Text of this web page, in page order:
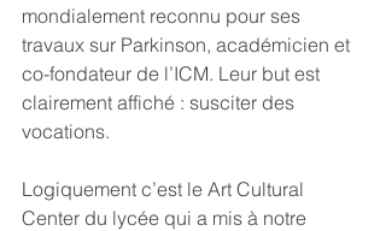
mondialement reconnu pour ses
travaux sur Parkinson, académicien et
co-fondateur de l’ICM. Leur but est
clairement affiché : susciter des
vocations.
Logiquement c’est le Art Cultural
Center du lycée qui a mis à notre